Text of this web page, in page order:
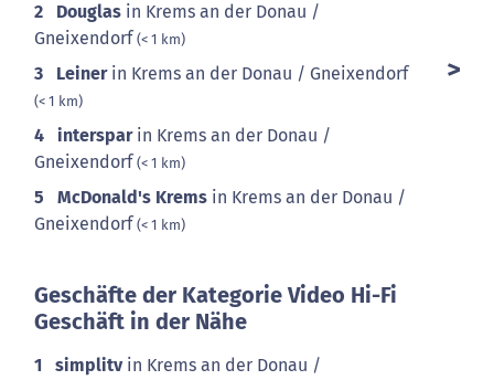
2 Douglas in Krems an der Donau /
Gneixendorf(< 1 km)
3 Leinerin Krems an der Donau / Gneixendorf
(< 1 km)
4 intersparin Krems an der Donau /
Gneixendorf(< 1 km)
5 McDonald's Krems in Krems an der Donau /
Gneixendorf(< 1 km)
Geschäfte der Kategorie Video Hi-Fi
Geschäft in der Nähe
1 simplitvin Krems an der Donau /